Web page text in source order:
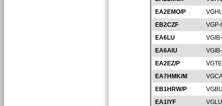
EA2EMO/P
EB2CZF
EA6LU
EA6AIU
EA2EZ/P
EA7HMK/M
EB1HRW/P
EA1IYF